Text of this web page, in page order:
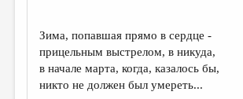
ИЗБРАННОЕ
ДАЙДЖЕСТ
ПРОИЗВЕДЕНИЯ
Зима, попавшая прямо в сердце -
прицельным выстрелом, в никуда,
в начале марта, когда, казалось бы,
никто не должен был умереть...